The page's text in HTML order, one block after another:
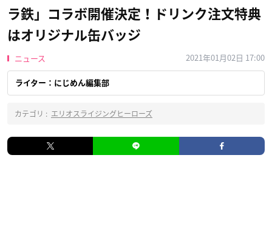
ラ鉄」コラボ開催決定！ドリンク注文特典
はオリジナル缶バッジ
ニュース 2021年01月02日 17:00
ライター：にじめん編集部
カテゴリ : エリオスライジングヒーローズ